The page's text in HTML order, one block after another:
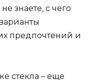
знаете, с чего
предпочтений и
стекла – еще